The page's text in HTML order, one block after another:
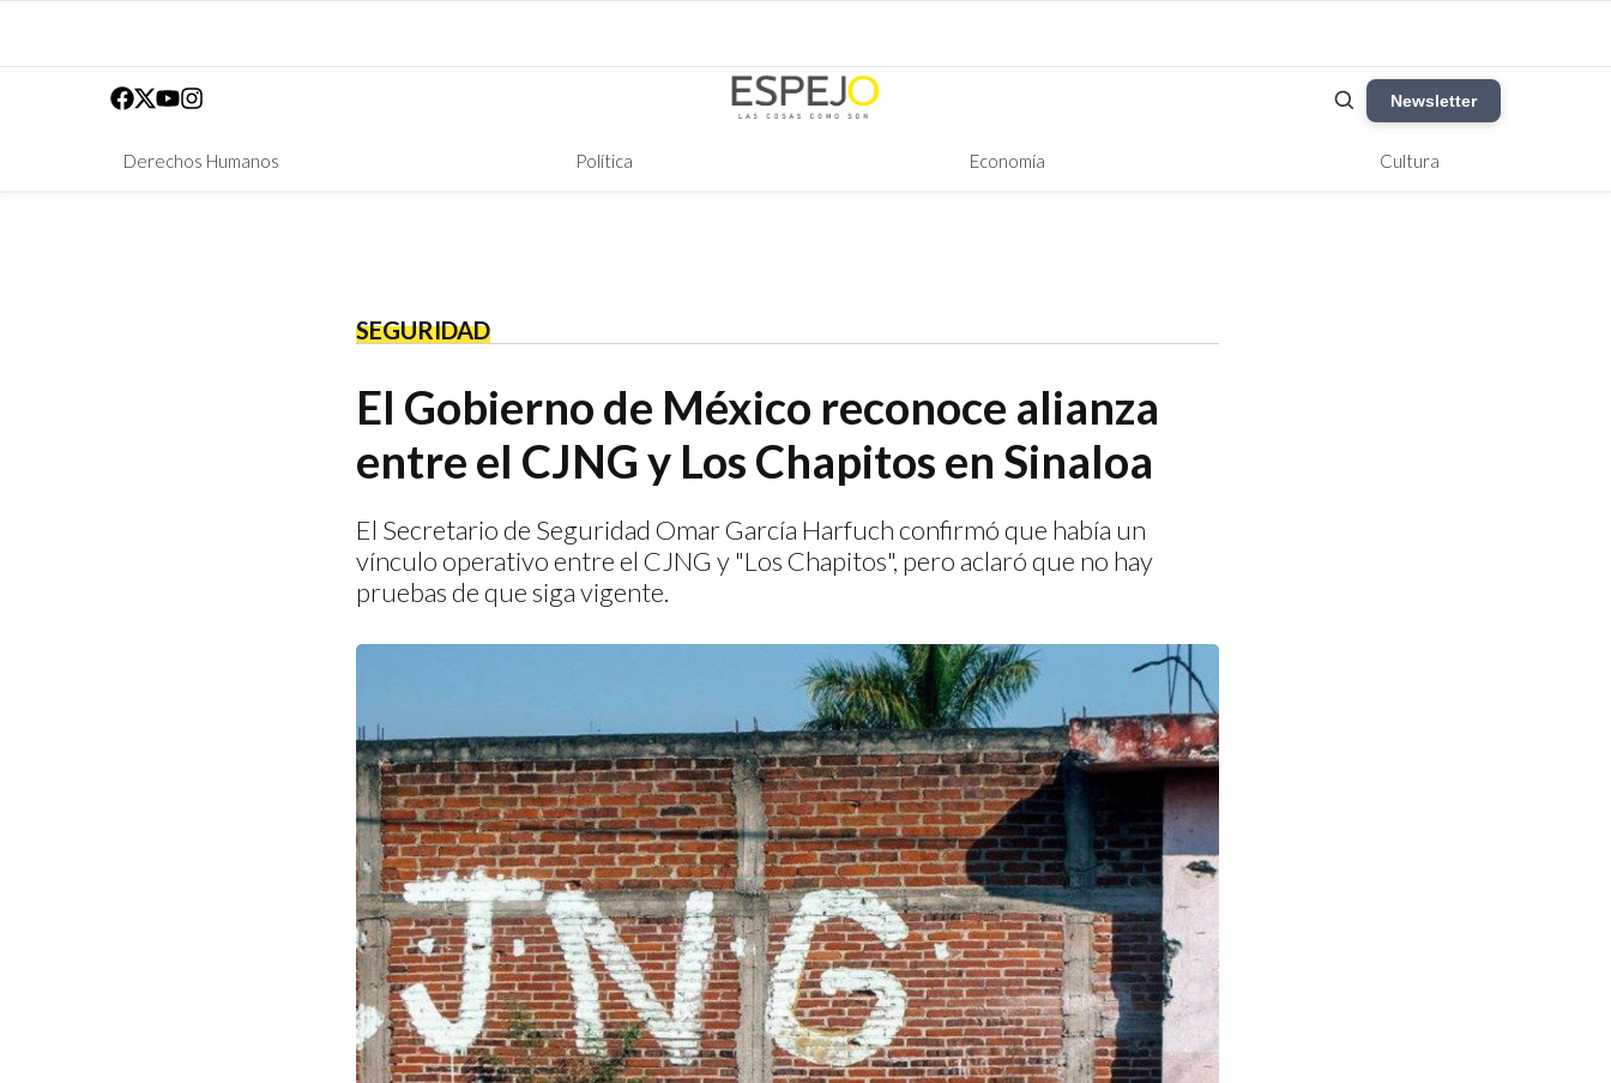
Newsletter
Derechos Humanos Política Economía Cultura
SEGURIDAD
El Gobierno de México reconoce alianza
entre el CJNG y Los Chapitos en Sinaloa
El Secretario de Seguridad Omar García Harfuch confirmó que había un
vínculo operativo entre el CJNG y "Los Chapitos", pero aclaró que no hay
pruebas de que siga vigente.